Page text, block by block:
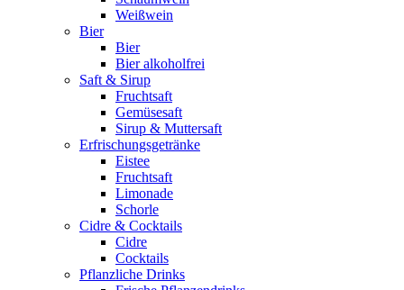
Weißwein
Bier
Bier
Bier alkoholfrei
Saft & Sirup
Fruchtsaft
Gemüsesaft
Sirup & Muttersaft
Erfrischungsgetränke
Eistee
Fruchtsaft
Limonade
Schorle
Cidre & Cocktails
Cidre
Cocktails
Pflanzliche Drinks